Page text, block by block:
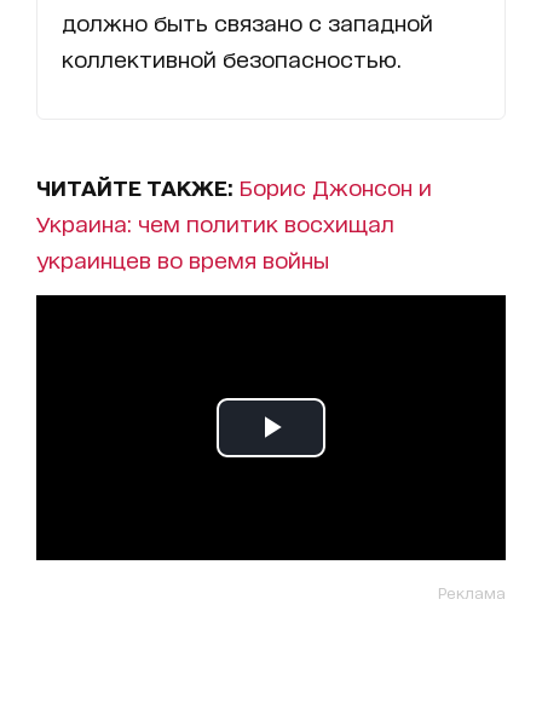
должно быть связано с западной
коллективной безопасностью.
ЧИТАЙТЕ ТАКЖЕ: Борис Джонсон и
Украина: чем политик восхищал
украинцев во время войны
Реклама